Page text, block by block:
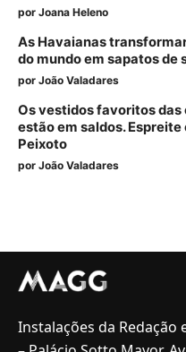
por Joana Heleno
As Havaianas
do mundo em sapatos de
por João Valadares
Os vestidos favoritos
estão em saldos.
Peixoto
por João Valadares
Instalações da Redação